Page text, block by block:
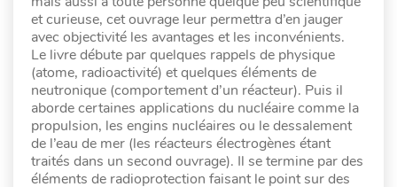
et curieuse, cet ouvrage leur permettra d’en jauger
avec objectivité les avantages et les inconvénients.
Le livre débute par quelques rappels de physique
(atome, radioactivité) et quelques éléments de
neutronique (comportement d’un réacteur). Puis il
aborde certaines applications du nucléaire comme la
propulsion, les engins nucléaires ou le dessalement
de l’eau de mer (les réacteurs électrogènes étant
traités dans un second ouvrage). Il se termine par des
éléments de radioprotection faisant le point sur des